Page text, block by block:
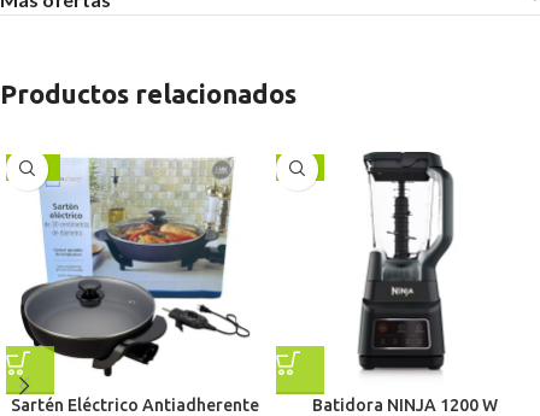
Productos relacionados
-13%
Sartén Eléctrico Antiadherente
-6%
Batidora NINJA 1200 W